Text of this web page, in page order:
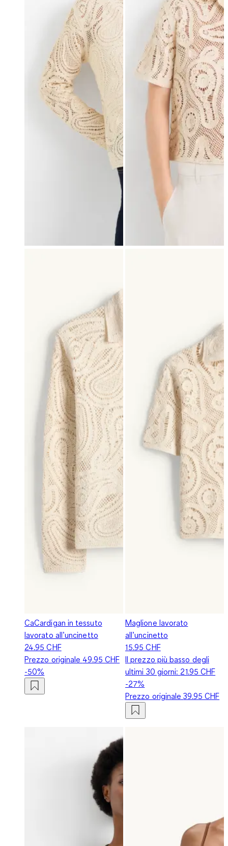
CaCardigan in tessuto
lavorato all’uncinetto
24.95 CHF
Prezzo originale 49.95 CHF
-50%
Maglione lavorato
all’uncinetto
15.95 CHF
Il prezzo più basso degli
ultimi 30 giorni: 21.95 CHF
-27%
Prezzo originale39.95 CHF